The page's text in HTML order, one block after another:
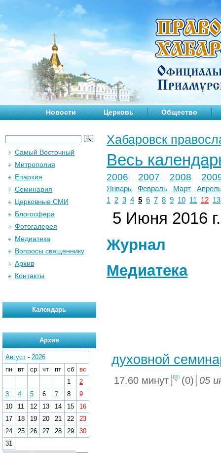
Новости Церковь Общество
Хабаровск
Весь
2006 2007 2008
Январь Февраль Март
1
2 3 4 5 6 7 8 9 10 11 12 13
5 Июня 2016 г.
Журнал
Медиатека
духовной
17.60 минут (0) 05
Самый Восточный
Митрополия
Епархия
Семинария
Церковные СМИ
Блогосфера
Фотогалерея
Медиатека
Вопросы священнику
Архив
Контакты
Календарь
Архив
Август - 2026
пн
вт ср чт пт сб
вс
1
2
3
4 5 6 7 8
9
10
11 12 13 14 15
16
17
18 19 20 21 22
23
24
25 26 27 28 29
30
31